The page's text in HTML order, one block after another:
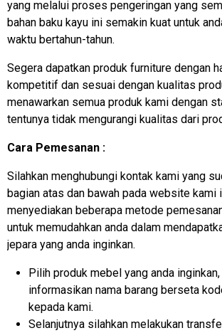
yang melalui proses pengeringan yang
bahan baku kayu ini semakin kuat untuk
waktu bertahun-tahun.
Segera dapatkan produk furniture dengan
kompetitif dan sesuai dengan kualitas
menawarkan semua produk kami dengan
tentunya tidak mengurangi kualitas dari
Cara Pemesanan :
Silahkan menghubungi kontak kami yang
bagian atas dan bawah pada website kami
menyediakan beberapa metode
untuk memudahkan anda dalam
jepara yang anda inginkan.
Pilih produk mebel yang anda
informasikan nama barang berseta
kepada kami.
Selanjutnya silahkan melakukan